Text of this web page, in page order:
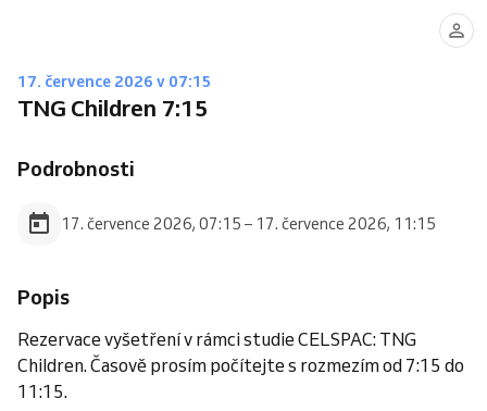
17. července 2026 v 07:15
TNG Children 7:15
Podrobnosti
17. července 2026, 07:15 – 17. července 2026, 11:15
Popis
Rezervace vyšetření v rámci studie CELSPAC: TNG
Children. Časově prosím počítejte s rozmezím od 7:15 do
11:15.